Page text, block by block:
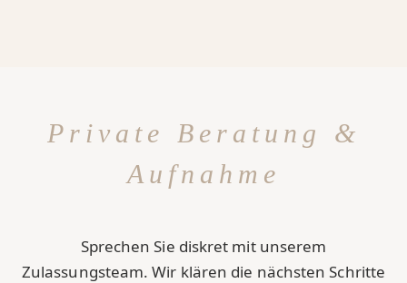
Private Beratung &
Aufnahme
Sprechen Sie diskret mit unserem
Zulassungsteam. Wir klären die nächsten Schritte